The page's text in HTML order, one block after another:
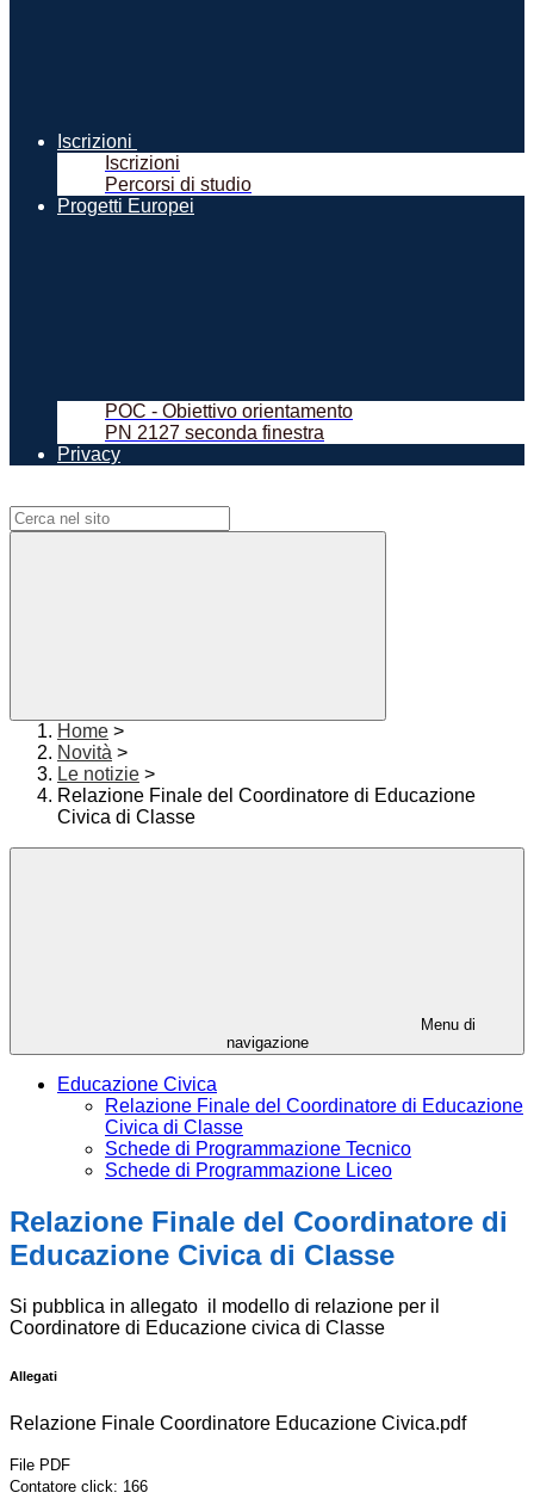
Iscrizioni
Iscrizioni
Percorsi di studio
Progetti Europei
POC - Obiettivo orientamento
PN 2127 seconda finestra
Privacy
Home >
Novità >
Le notizie >
Relazione Finale del Coordinatore di Educazione
Civica di Classe
Menu di
navigazione
Educazione Civica
Relazione Finale del Coordinatore di Educazione
Civica di Classe
Schede di Programmazione Tecnico
Schede di Programmazione Liceo
Relazione Finale del Coordinatore di
Educazione Civica di Classe
Si pubblica in allegato il modello di relazione per il
Coordinatore di Educazione civica di Classe
Allegati
Relazione Finale Coordinatore Educazione Civica.pdf
File PDF
Contatore click: 166